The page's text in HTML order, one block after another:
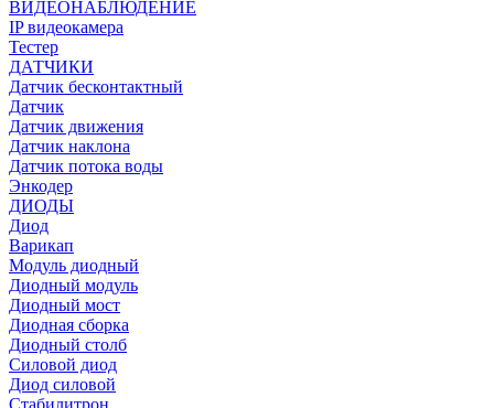
ВИДЕОНАБЛЮДЕНИЕ
IP видеокамера
Тестер
ДАТЧИКИ
Датчик бесконтактный
Датчик
Датчик движения
Датчик наклона
Датчик потока воды
Энкодер
ДИОДЫ
Диод
Варикап
Модуль диодный
Диодный модуль
Диодный мост
Диодная сборка
Диодный столб
Силовой диод
Диод силовой
Стабилитрон